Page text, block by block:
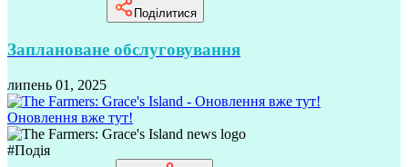
Поділитися
Заплановане обслуговування
липень 01, 2025
Оновлення вже тут!
#Подія